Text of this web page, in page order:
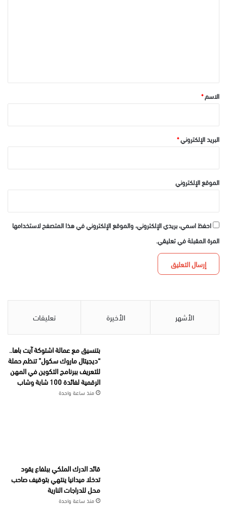
*الاسم*
البريد الإلكتروني*
الموقع الإلكتروني
احفظ اسمي، بريدي الإلكتروني، والموقع الإلكتروني في هذا المتصفح لاستخدامها
المرة المقبلة في تعليقي.
الأشهر الأخيرة تعليقات
بتنسيق مع عمالة اشتوكة آيت باها..
“ديجيتال ماروك سكول” تنظم حملة
للتعريف ببرنامج التكوين في المهن
الرقمية لفائدة 100 شابة وشاب
منذ ساعة واحدة
قائد الدرك الملكي ببلفاع يقود
تدخلا ميدانيا ينتهي بتوقيف صاحب
محل للدراجات النارية
منذ ساعة واحدة